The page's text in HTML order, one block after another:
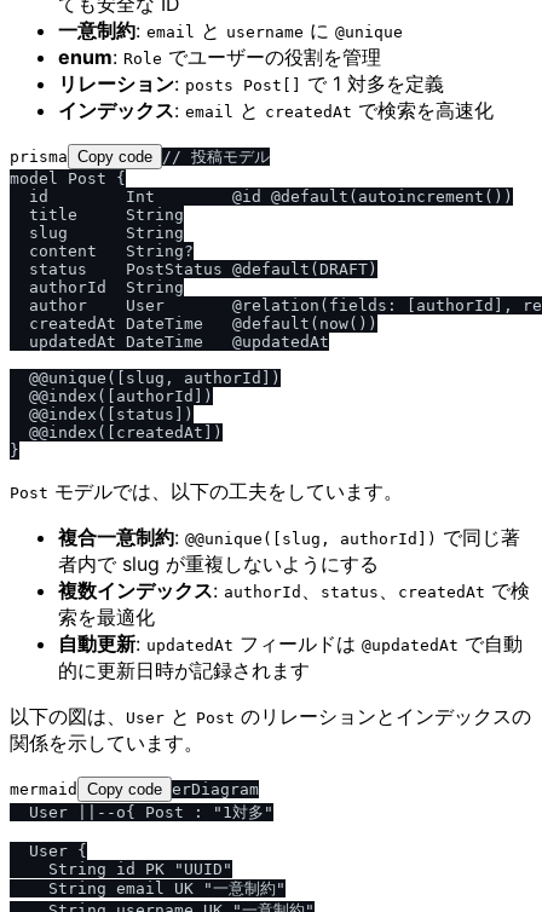
一意制約: email と username に @unique
enum: Role でユーザーの役割を管理
リレーション: posts Post[]
で 1 対多を定義
インデックス: email と createdAt で検索を高速化
prisma Copy code
// 投稿モデル
model Post {
  id        Int        @id @default(autoincrement())
  title     String
  slug      String
  content   String?
  status    PostStatus @default(DRAFT)
  authorId  String
author    User       @relation(fields: [authorId],
  createdAt DateTime   @default(now())
  updatedAt DateTime   @updatedAt
  @@unique([slug, authorId])
  @@index([authorId])
  @@index([status])
  @@index([createdAt])
Post モデルでは、以下の工夫をしています。
複合一意制約: @@unique([slug, authorId]) で同じ著
者内で slug が重複しないようにする
複数インデックス: authorId status createdAt で検
索を最適化
自動更新: updatedAt フィールドは @updatedAt で自動
的に更新日時が記録されます
以下の図は、
User と Post のリレーションとインデックスの
関係を示しています。
mermaid Copy code erDiagram
  User ||--o{ Post : "1対多"
  User {
    String id PK "UUID"
    String email UK "一意制約"